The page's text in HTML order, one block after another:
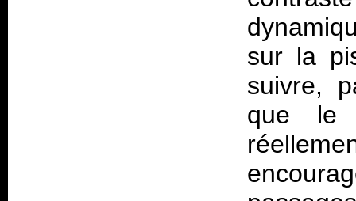
sur la
suivre,
que le